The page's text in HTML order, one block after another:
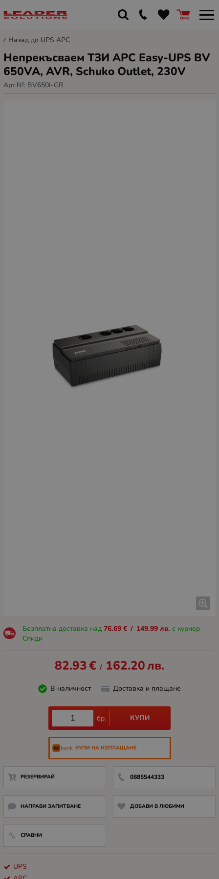
Назад до UPS APC
Непрекъсваем ТЗИ APC Easy-UPS BV
650VA, AVR, Schuko Outlet, 230V
Арт.№: BV650I-GR
Безплатна доставка над 76.69 € / 149.99 лв. с куриер
Спиди
82.93€ / 162.20лв.
В наличност Доставка и плащане
бр. КУПИ
КУПИ НА ИЗПЛАЩАНЕ
РЕЗЕРВИРАЙ 0885544333
НАПРАВИ ЗАПИТВАНЕ ДОБАВИ В ЛЮБИМИ
СРАВНИ
UPS